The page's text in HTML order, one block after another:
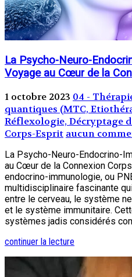
La Psycho-Neuro-
Voyage au Cœur de la
1 octobre 2023 04 -
quantiques (MTC,
Réflexologie, Décryptage
Corps-Esprit aucun
La Psycho-Neuro-Endocrino-
au Cœur de la Connexion
endocrino-immunologie, ou
multidisciplinaire fascinante
entre le cerveau, le système
et le système immunitaire.
systèmes jadis considérés
continuer la lecture